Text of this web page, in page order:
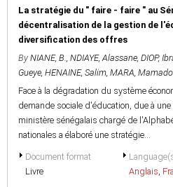
La stratégie du " faire - faire " au
décentralisation de la gestion de
diversification des offres
By NIANE, B., NDIAYE, Alassane, DIOP,
Gueye, HENAINE, Salim, MARA,
Face à la dégradation du système
demande sociale d'éducation, due à
ministère sénégalais chargé de
nationales a élaboré une stratégie...
Document format
Livre
Anglais,